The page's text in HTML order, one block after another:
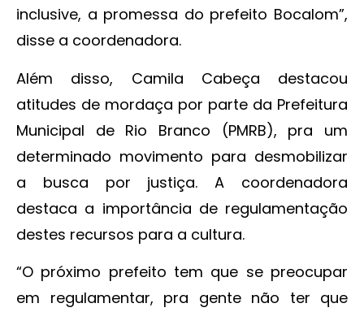
inclusive, a promessa do prefeito Bocalom”,
disse a coordenadora.
Além disso, Camila Cabeça destacou
atitudes de mordaça por parte da Prefeitura
Municipal de Rio Branco (PMRB), pra um
determinado movimento para desmobilizar
a busca por justiça. A coordenadora
destaca a importância de regulamentação
destes recursos para a cultura.
“O próximo prefeito tem que se preocupar
em regulamentar, pra gente não ter que